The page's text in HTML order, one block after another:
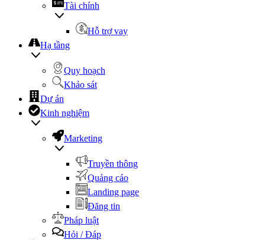
Tài chính
Hỗ trợ vay
Hạ tầng
Quy hoạch
Khảo sát
Dự án
Kinh nghiệm
Marketing
Truyền thông
Quảng cáo
Landing page
Đăng tin
Pháp luật
Hỏi / Đáp